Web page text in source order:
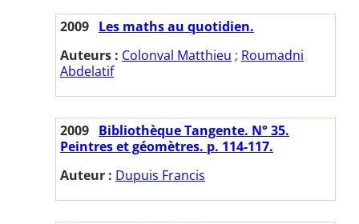
2009 Les maths au quotidien.
Auteurs : Colonval Matthieu ; Roumadni
Abdelatif
2009 Bibliothèque Tangente. N° 35.
Peintres et géomètres. p. 114-117.
Auteur : Dupuis Francis